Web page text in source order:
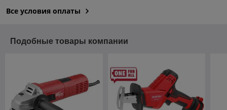
Все условия оплаты
Подобные товары компании